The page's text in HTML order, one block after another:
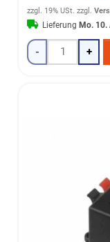
zzgl. 19% USt. zzgl.
Lieferung Mo.
- +